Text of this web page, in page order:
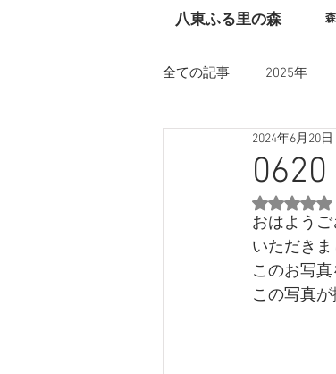
​八東ふる里の森
全ての記事 2025年
2024年6月20日
5つ星
おはよう
いただきま
このお写
この写真